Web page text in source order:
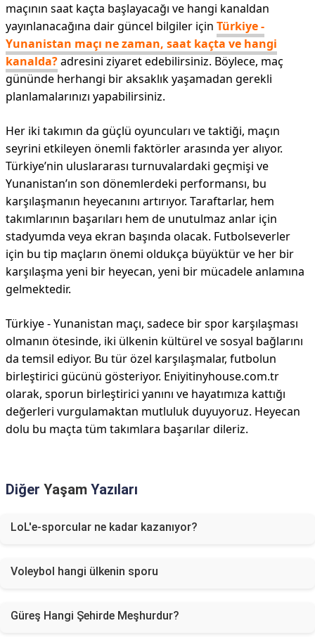
maçının saat kaçta başlayacağı ve hangi kanaldan
yayınlanacağına dair güncel bilgiler için Türkiye -
Yunanistan maçı ne zaman, saat kaçta ve hangi
kanalda?adresini ziyaret edebilirsiniz. Böylece, maç
gününde herhangi bir aksaklık yaşamadan gerekli
planlamalarınızı yapabilirsiniz.
Her iki takımın da güçlü oyuncuları ve taktiği, maçın
seyrini etkileyen önemli faktörler arasında yer alıyor.
Türkiye’nin uluslararası turnuvalardaki geçmişi ve
Yunanistan’ın son dönemlerdeki performansı, bu
karşılaşmanın heyecanını artırıyor. Taraftarlar, hem
takımlarının başarıları hem de unutulmaz anlar için
stadyumda veya ekran başında olacak. Futbolseverler
için bu tip maçların önemi oldukça büyüktür ve her bir
karşılaşma yeni bir heyecan, yeni bir mücadele anlamına
gelmektedir.
Türkiye - Yunanistan maçı, sadece bir spor karşılaşması
olmanın ötesinde, iki ülkenin kültürel ve sosyal bağlarını
da temsil ediyor. Bu tür özel karşılaşmalar, futbolun
birleştirici gücünü gösteriyor. Eniyitinyhouse.com.tr
olarak, sporun birleştirici yanını ve hayatımıza kattığı
değerleri vurgulamaktan mutluluk duyuyoruz. Heyecan
dolu bu maçta tüm takımlara başarılar dileriz.
Diğer Yaşam Yazıları
LoL'e-sporcular ne kadar kazanıyor?
Voleybol hangi ülkenin sporu
Güreş Hangi Şehirde Meşhurdur?